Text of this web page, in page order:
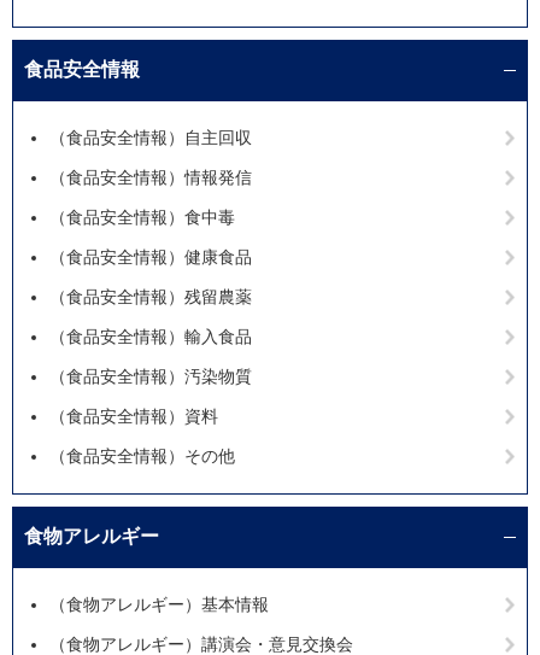
食品安全情報
（食品安全情報）自主回収
（食品安全情報）情報発信
（食品安全情報）食中毒
（食品安全情報）健康食品
（食品安全情報）残留農薬
（食品安全情報）輸入食品
（食品安全情報）汚染物質
（食品安全情報）資料
（食品安全情報）その他
食物アレルギー
（食物アレルギー）基本情報
（食物アレルギー）講演会・意見交換会